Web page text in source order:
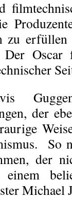
zu
Der
der
So
der